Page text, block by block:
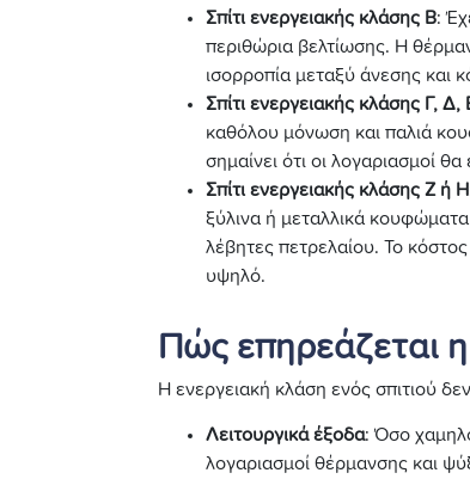
Σπίτι ενεργειακής κλάσης Β:
περιθώρια βελτίωσης. Η
ισορροπία μεταξύ άνεσης και
Σπίτι ενεργειακής κλάσης Γ, Δ,
καθόλου μόνωση και παλιά
σημαίνει ότι οι λογαριασμοί
Σπίτι ενεργειακής κλάσης Ζ ή Η
ξύλινα ή μεταλλικά
λέβητες πετρελαίου. Το κόστος
υψηλό.
Πώς επηρεάζεται
Η ενεργειακή κλάση ενός σπιτιού
Λειτουργικά έξοδα: Όσο
λογαριασμοί θέρμανσης και